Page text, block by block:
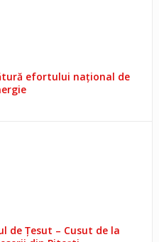
efortului național de
de Țesut – Cusut de la